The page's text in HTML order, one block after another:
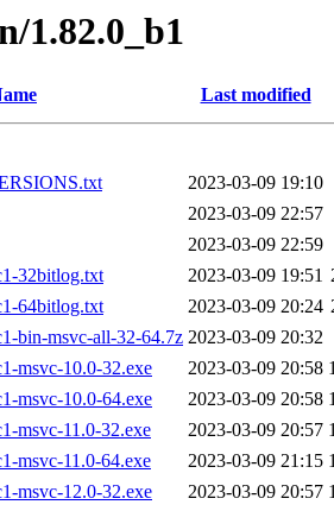
1.82.0_b1
Last modified
2023-03-09 19:10
2023-03-09 22:57
2023-03-09 22:59
32bitlog.txt
2023-03-09 19:51
64bitlog.txt
2023-03-09 20:24
bin-msvc-all-32-64.7z 2023-03-09 20:32
msvc-10.0-32.exe
2023-03-09 20:58
msvc-10.0-64.exe
2023-03-09 20:58
msvc-11.0-32.exe
2023-03-09 20:57
msvc-11.0-64.exe
2023-03-09 21:15
msvc-12.0-32.exe
2023-03-09 20:57